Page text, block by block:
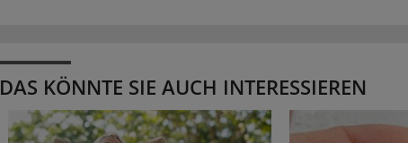
DAS KÖNNTE SIE AUCH INTERESSIEREN